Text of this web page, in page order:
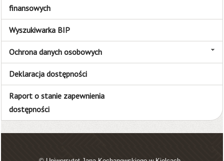
finansowych
Wyszukiwarka BIP
Ochrona danych osobowych
Deklaracja dostępności
Raport o stanie zapewnienia
dostępności